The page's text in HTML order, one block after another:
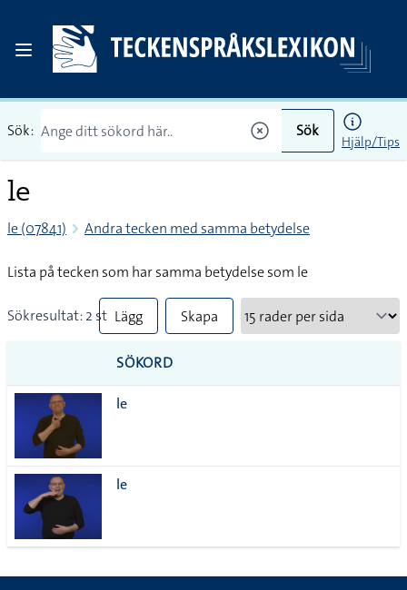
Sök: Sök
Hjälp/Tips
le
le (07841) Andra tecken med samma betydelse
Lista på tecken som har samma betydelse som le
Sökresultat: 2 st Lägg
till
alla i
Skapa
SÖKORD
le
le